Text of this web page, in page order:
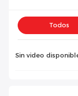
Todos
Sin video